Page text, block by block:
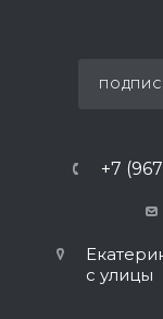
+7
с улицы